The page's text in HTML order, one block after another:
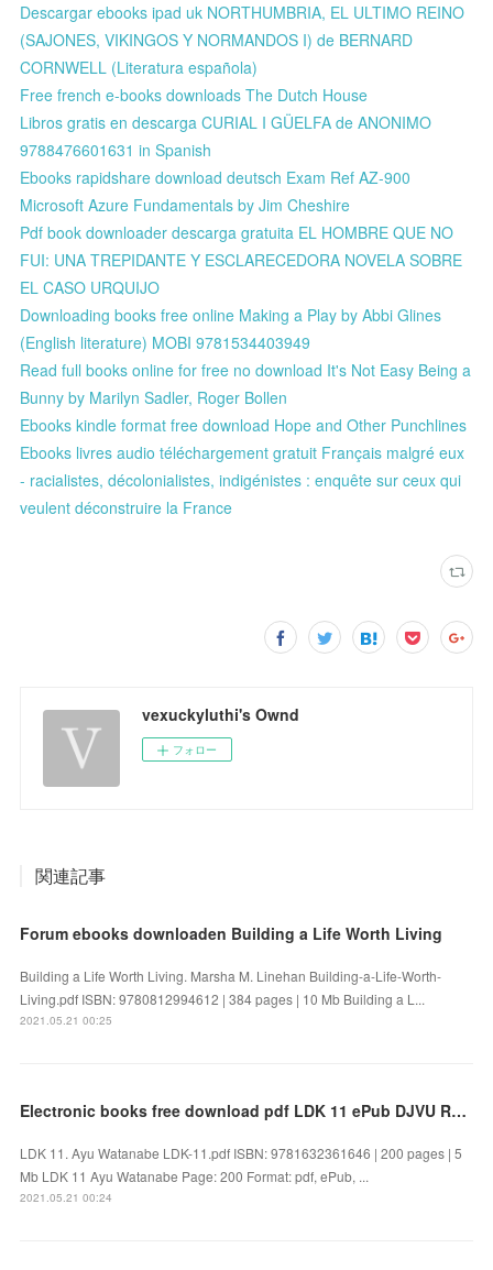
Descargar ebooks ipad uk NORTHUMBRIA, EL ULTIMO REINO
(SAJONES, VIKINGOS Y NORMANDOS I) de BERNARD
CORNWELL (Literatura española)
Free french e-books downloads The Dutch House
Libros gratis en descarga CURIAL I GÜELFA de ANONIMO
9788476601631 in Spanish
Ebooks rapidshare download deutsch Exam Ref AZ-900
Microsoft Azure Fundamentals by Jim Cheshire
Pdf book downloader descarga gratuita EL HOMBRE QUE NO
FUI: UNA TREPIDANTE Y ESCLARECEDORA NOVELA SOBRE
EL CASO URQUIJO
Downloading books free online Making a Play by Abbi Glines
(English literature) MOBI 9781534403949
Read full books online for free no download It's Not Easy Being a
Bunny by Marilyn Sadler, Roger Bollen
Ebooks kindle format free download Hope and Other Punchlines
Ebooks livres audio téléchargement gratuit Français malgré eux
- racialistes, décolonialistes, indigénistes : enquête sur ceux qui
veulent déconstruire la France
vexuckyluthi's Ownd
フォロー
関連記事
Forum ebooks downloaden Building a Life Worth Living
Building a Life Worth Living. Marsha M. Linehan Building-a-Life-Worth-
Living.pdf ISBN: 9780812994612 | 384 pages | 10 Mb Building a L...
2021.05.21 00:25
Electronic books free download pdf LDK 11 ePub DJVU RTF 9781632361646 (English Edition)
LDK 11. Ayu Watanabe LDK-11.pdf ISBN: 9781632361646 | 200 pages | 5
Mb LDK 11 Ayu Watanabe Page: 200 Format: pdf, ePub, ...
2021.05.21 00:24